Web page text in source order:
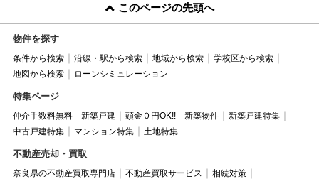
このページの先頭へ
物件を探す
条件から検索 沿線・駅から検索 地域から検索
学校区から検索
地図から検索
ローンシミュレーション
特集ページ
仲介手数料無料 新築戸建 頭金０円OK!! 新築物件
新築戸建特集
中古戸建特集
マンション特集 土地特集
不動産売却・買取
奈良県の不動産買取専門店 不動産買取サービス
相続対策